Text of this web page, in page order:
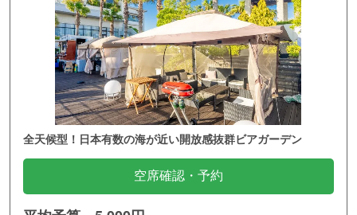
全天候型！日本有数の海が近い開放感抜群ビアガーデン
空席確認・予約